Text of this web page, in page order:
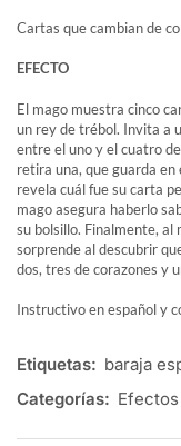
Cartas que cambian de
EFECTO
El mago muestra cinco
un rey de trébol. Invita a
entre el uno y el cuatro
retira una, que guarda
revela cuál fue su carta
mago asegura haberlo
su bolsillo. Finalmente,
sorprende al descubrir
dos, tres de corazones y
Instructivo en español y
Etiquetas: baraja
Categorías: